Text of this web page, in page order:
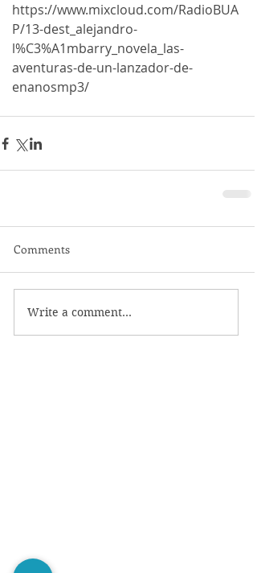
https://www.mixcloud.com/RadioBUA
P/13-dest_alejandro-
l%C3%A1mbarry_novela_las-
aventuras-de-un-lanzador-de-
enanosmp3/
Comments
Write a comment...